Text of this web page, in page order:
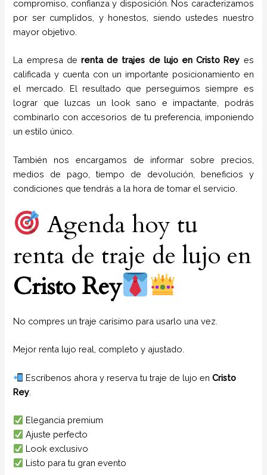
compromiso, confianza y disposición. Nos caracterizamos
por ser cumplidos, y honestos, siendo ustedes nuestro
mayor objetivo.
La empresa derenta de trajes de lujo enCristo Rey es
calificada y cuenta con un importante posicionamiento en
el mercado. El resultado que perseguimos siempre es
lograr que luzcas un look sano e impactante, podrás
combinarlo con accesorios de tu preferencia, imponiendo
un estilo único.
También nos encargamos de informar sobre precios,
medios de pago, tiempo de devolución, beneficios y
condiciones que tendrás a la hora de tomar el servicio.
Agenda hoy tu
renta de traje de lujo en
Cristo Rey
No compres un traje carísimo para usarlo una vez.
Mejor renta lujo real, completo y ajustado.
Escríbenos ahora y reserva tu traje de lujo enCristo
Rey
Elegancia premium
Ajuste perfecto
Look exclusivo
Listo para tu gran evento